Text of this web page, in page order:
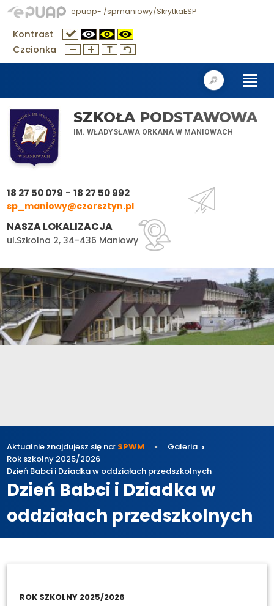
epuap- /spmaniowy/SkrytkaESP
Kontrast
Czcionka
SZKOŁA PODSTAWOWA
IM. WŁADYSŁAWA ORKANA W MANIOWACH
18 27 50 079 -18 27 50 992
sp_maniowy@czorsztyn.pl
NASZA LOKALIZACJA
ul.Szkolna 2, 34-436 Maniowy
Aktualnie znajdujesz się na: SPWM
Galeria
Rok szkolny 2025/2026
Dzień Babci i Dziadka w oddziałach przedszkolnych
Dzień Babci i Dziadka w
oddziałach przedszkolnych
ROK SZKOLNY 2025/2026